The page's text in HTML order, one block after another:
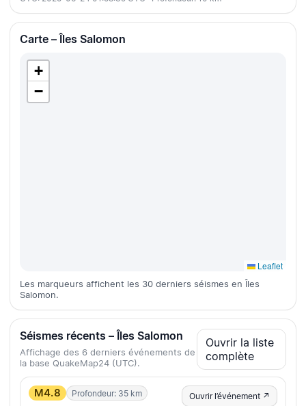
Carte – Îles Salomon
+
−
Leaflet
Les marqueurs affichent les 30 derniers séismes en Îles
Salomon.
Séismes récents – Îles Salomon
Affichage des 6 derniers événements de
la base QuakeMap24 (UTC).
Ouvrir la liste
complète
M4.8 Profondeur: 35 km Ouvrir l’événement ↗